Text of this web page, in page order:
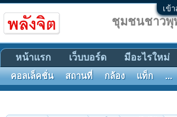
เข้
ชุมชนชาวพุ
หน้าแรก เว็บบอร์ด มีอะไรใหม่
คอลเล็คชั่น สถานที่ กล้อง แท็ก ...